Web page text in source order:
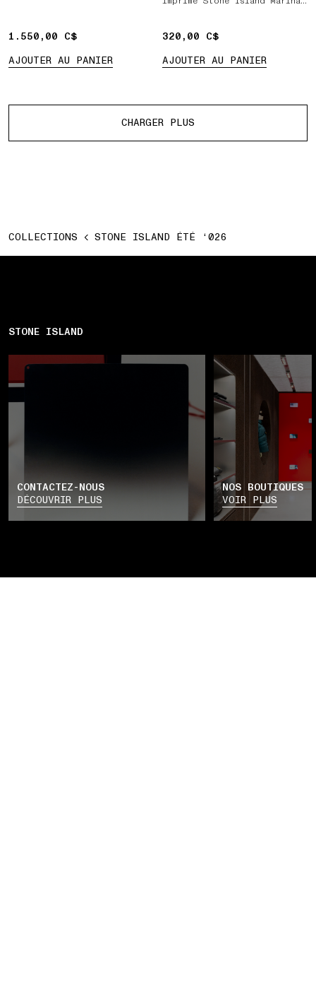
1.550,00 C$
1.550,00 C$
AJOUTER AU PANIER
320,00 C$
320,00 C$
AJOUTER AU PANIER
CHARGER PLUS
COLLECTIONS STONE ISLAND ÉTÉ ‘026
STONE ISLAND
CONTACTEZ-NOUS
DÉCOUVRIR PLUS
NOS BOUTIQUES
VOIR PLUS